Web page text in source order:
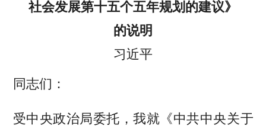
社会发展第十五个五年规划的建议》
的说明
习近平
同志们：
受中央政治局委托，我就《中共中央关于